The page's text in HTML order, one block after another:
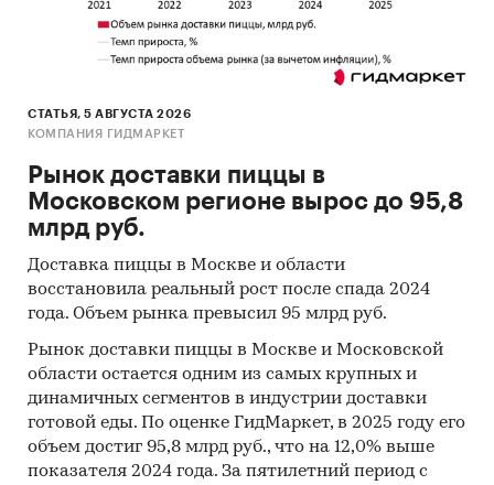
Архивы СМИ
Региональные и федеральные СМИ
Специализированные аналитические
порталы
Методы
Кабинетное исследование. Поиск и анализ
информации из различных источников,
проведение расчетов. Статистика и
аналитика.
Прогноз ГидМаркет. Современные
статистические методы прогнозирования с
поправкой на мнение экспертов.
Отчет отражает мнение авторов и не является
инвестиционной рекомендацией
СТАТЬЯ, 5 АВГУСТА 2026
КОМПАНИЯ ГИДМАРКЕТ
Рынок доставки пиццы в
Московском регионе вырос до 95,8
млрд руб.
Доставка пиццы в Москве и области
восстановила реальный рост после спада 2024
года. Объем рынка превысил 95 млрд руб.
Рынок доставки пиццы в Москве и Московской
области остается одним из самых крупных и
динамичных сегментов в индустрии доставки
готовой еды. По оценке ГидМаркет, в 2025 году его
объем достиг 95,8 млрд руб., что на 12,0% выше
показателя 2024 года. За пятилетний период с